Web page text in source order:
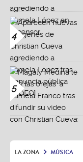
4
5
LA ZONA MÚSICA